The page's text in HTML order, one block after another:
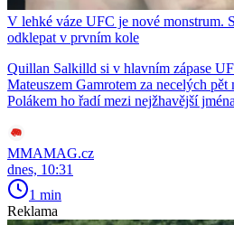
V lehké váze UFC je nové monstrum.
odklepat v prvním kole
Quillan Salkilld si v hlavním zápase
Mateuszem Gamrotem za necelých
Polákem ho řadí mezi nejžhavější
MMAMAG.cz
dnes, 10:31
1 min
Reklama